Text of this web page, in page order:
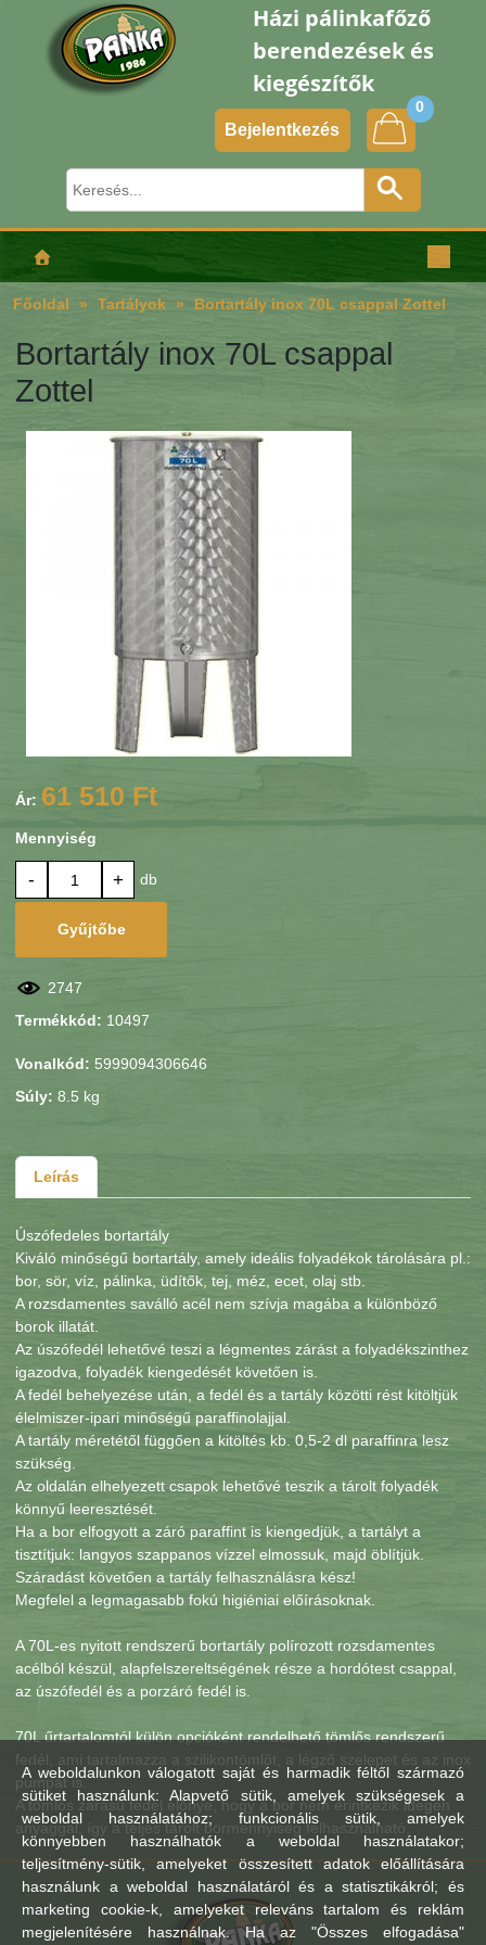
Házi pálinkafőző
berendezések és
kiegészítők
Bejelentkezés
0
Főoldal Tartályok Bortartály inox 70L csappal Zottel
Bortartály inox 70L csappal
Zottel
Ár: 61 510 Ft
Mennyiség
- + db
Gyűjtőbe
2747
Termékkód: 10497
Vonalkód: 5999094306646
Súly: 8.5 kg
Leírás
Úszófedeles bortartály
Kiváló minőségű bortartály, amely ideális folyadékok tárolására pl.:
bor, sör, víz, pálinka, üdítők, tej, méz, ecet, olaj stb.
A rozsdamentes saválló acél nem szívja magába a különböző
borok illatát.
Az úszófedél lehetővé teszi a légmentes zárást a folyadékszinthez
igazodva, folyadék kiengedését követően is.
A fedél behelyezése után, a fedél és a tartály közötti rést kitöltjük
élelmiszer-ipari minőségű paraffinolajjal.
A tartály méretétől függően a kitöltés kb. 0,5-2 dl paraffinra lesz
szükség.
Az oldalán elhelyezett csapok lehetővé teszik a tárolt folyadék
könnyű leeresztését.
Ha a bor elfogyott a záró paraffint is kiengedjük, a tartályt a
tisztítjuk: langyos szappanos vízzel elmossuk, majd öblítjük.
Száradást követően a tartály felhasználásra kész!
Megfelel a legmagasabb fokú higiéniai előírásoknak.
A 70L-es nyitott rendszerű bortartály polírozott rozsdamentes
acélból készül, alapfelszereltségének része a hordótest csappal,
az úszófedél és a porzáró fedél is.
70L űrtartalomtól külön opcióként rendelhető tömlős rendszerű
fedél, ami tartalmazza a szilikontömlőt, a légző szelepet és az inox
pumpát is.
A tömlős zárású fedél előnye, hogy a bor nem érintkezik idegen
anyaggal, így a teljes tárolt bormennyiség felhasználható.
A weboldalunkon válogatott saját és harmadik féltől származó
sütiket használunk: Alapvető sütik, amelyek szükségesek a
weboldal használatához; funkcionális sütik, amelyek
könnyebben használhatók a weboldal használatakor;
teljesítmény-sütik, amelyeket összesített adatok előállítására
használunk a weboldal használatáról és a statisztikákról; és
marketing cookie-k, amelyeket releváns tartalom és reklám
megjelenítésére használnak. Ha az "Összes elfogadása"